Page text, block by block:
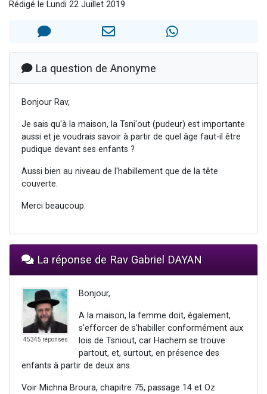
Eva vient de donner son Maasser
Eli vient de donner son Maasser
Rédigé le Lundi 22 Juillet 2019
La question de Anonyme
Bonjour Rav,
Je sais qu'à la maison, la Tsni'out (pudeur) est importante
aussi et je voudrais savoir à partir de quel âge faut-il être
pudique devant ses enfants ?
Aussi bien au niveau de l'habillement que de la tête
couverte.
Merci beaucoup.
La réponse de Rav Gabriel DAYAN
45345 réponses
Bonjour,
A la maison, la femme doit, également,
s'efforcer de s'habiller conformément aux
lois de Tsniout, car Hachem se trouve
partout, et, surtout, en présence des
enfants à partir de deux ans.
Voir Michna Broura, chapitre 75, passage 14 et Oz